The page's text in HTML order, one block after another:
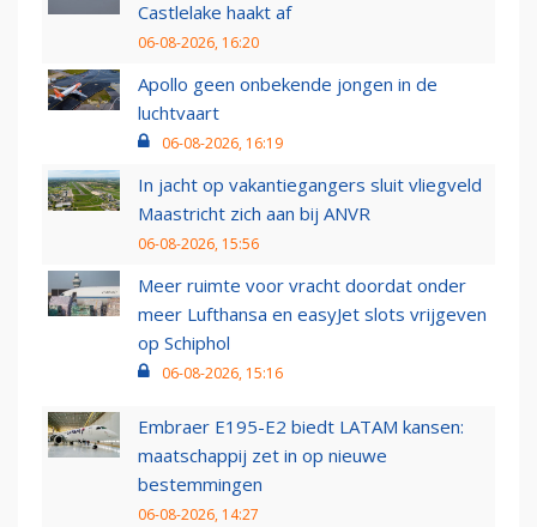
Castlelake haakt af
06-08-2026, 16:20
Apollo geen onbekende jongen in de
luchtvaart
06-08-2026, 16:19
In jacht op vakantiegangers sluit vliegveld
Maastricht zich aan bij ANVR
06-08-2026, 15:56
Meer ruimte voor vracht doordat onder
meer Lufthansa en easyJet slots vrijgeven
op Schiphol
06-08-2026, 15:16
Embraer E195-E2 biedt LATAM kansen:
maatschappij zet in op nieuwe
bestemmingen
06-08-2026, 14:27